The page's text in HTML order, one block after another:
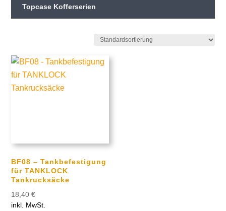
Topcase Kofferserien
BF08 – Tankbefestigung
für TANKLOCK
Tankrucksäcke
18,40€
inkl. MwSt.